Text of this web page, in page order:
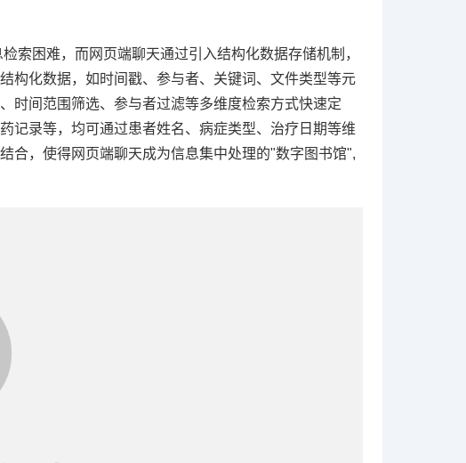
索困难，而网页端聊天通过引入结构化数据存储机制，
构化数据，如时间戳、参与者、关键词、文件类型等元
时间范围筛选、参与者过滤等多维度检索方式快速定
记录等，均可通过患者姓名、病症类型、治疗日期等维
合，使得网页端聊天成为信息集中处理的"数字图书馆",